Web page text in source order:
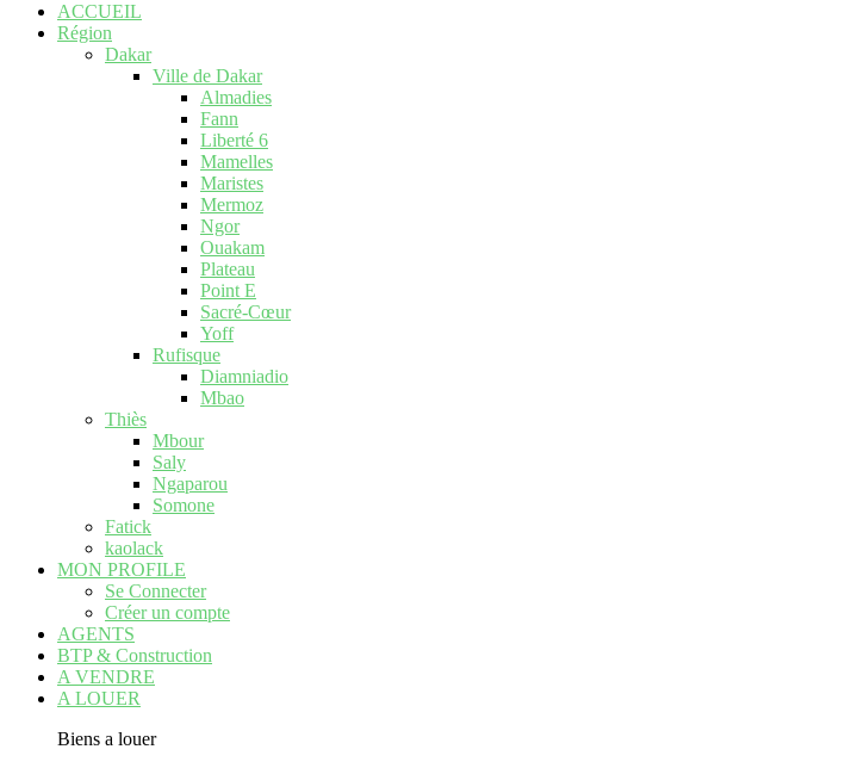
ACCUEIL
Région
Dakar
Ville de Dakar
Almadies
Fann
Liberté 6
Mamelles
Maristes
Mermoz
Ngor
Ouakam
Plateau
Point E
Sacré-Cœur
Yoff
Rufisque
Diamniadio
Mbao
Thiès
Mbour
Saly
Ngaparou
Somone
Fatick
kaolack
MON PROFILE
Se Connecter
Créer un compte
AGENTS
BTP & Construction
A VENDRE
A LOUER
Biens a louer